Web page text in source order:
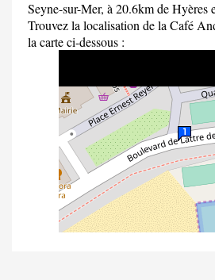
Seyne-sur-Mer, à 20.6km de Hyères
Trouvez la localisation de la Café
la carte ci-dessous :